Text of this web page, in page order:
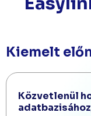
Kiemelt
Közvetlenül